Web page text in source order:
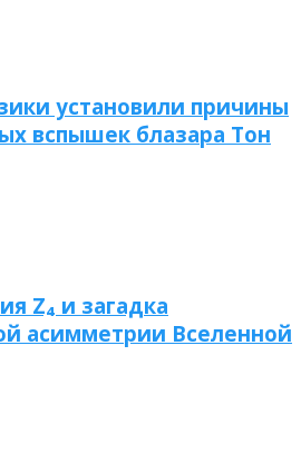
установили причины
вспышек блазара Тон
Z₄ и загадка
асимметрии Вселенной